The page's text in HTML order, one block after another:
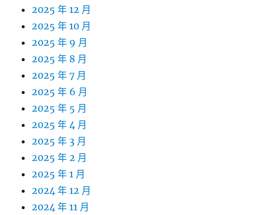
2025 年 12 月
2025 年 10 月
2025 年 9 月
2025 年 8 月
2025 年 7 月
2025 年 6 月
2025 年 5 月
2025 年 4 月
2025 年 3 月
2025 年 2 月
2025 年 1 月
2024 年 12 月
2024 年 11 月